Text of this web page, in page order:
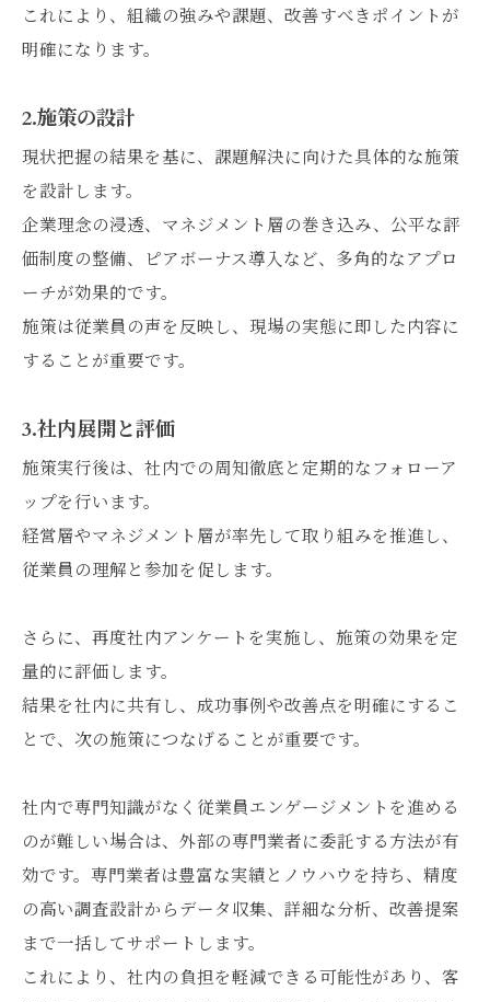
これにより、組織の強みや課題、改善すべきポイントが
明確になります。
2.施策の設計
現状把握の結果を基に、課題解決に向けた具体的な施策
を設計します。
企業理念の浸透、マネジメント層の巻き込み、公平な評
価制度の整備、ピアボーナス導入など、多角的なアプロ
ーチが効果的です。
施策は従業員の声を反映し、現場の実態に即した内容に
することが重要です。
3.社内展開と評価
施策実行後は、社内での周知徹底と定期的なフォローア
ップを行います。
経営層やマネジメント層が率先して取り組みを推進し、
従業員の理解と参加を促します。
さらに、再度社内アンケートを実施し、施策の効果を定
量的に評価します。
結果を社内に共有し、成功事例や改善点を明確にするこ
とで、次の施策につなげることが重要です。
社内で専門知識がなく従業員エンゲージメントを進める
のが難しい場合は、外部の専門業者に委託する方法が有
効です。専門業者は豊富な実績とノウハウを持ち、精度
の高い調査設計からデータ収集、詳細な分析、改善提案
まで一括してサポートします。
これにより、社内の負担を軽減できる可能性があり、客